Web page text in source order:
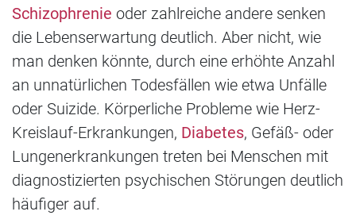
Schizophrenie oder zahlreiche andere senken
die Lebenserwartung deutlich. Aber nicht, wie
man denken könnte, durch eine erhöhte Anzahl
an unnatürlichen Todesfällen wie etwa Unfälle
oder Suizide. Körperliche Probleme wie Herz-
Kreislauf-Erkrankungen, Diabetes, Gefäß- oder
Lungenerkrankungen treten bei Menschen mit
diagnostizierten psychischen Störungen deutlich
häufiger auf.